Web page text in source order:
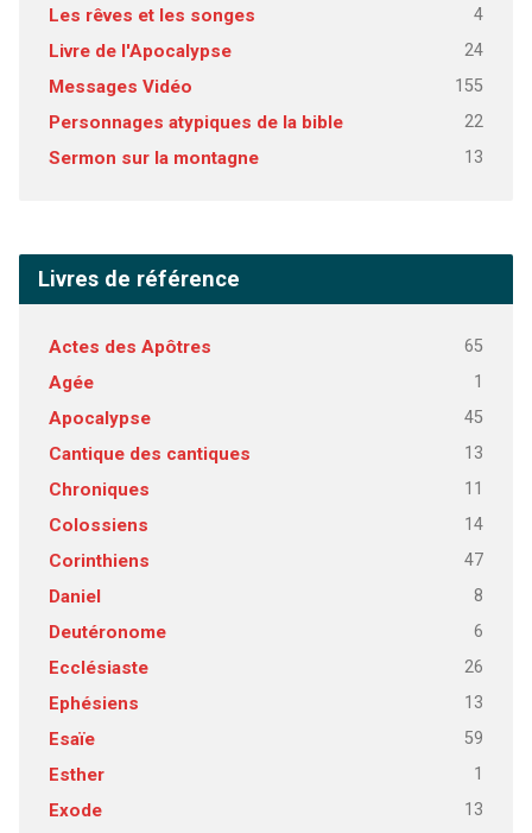
Les rêves et les songes 4
Livre de l'Apocalypse 24
Messages Vidéo 155
Personnages atypiques de la bible 22
Sermon sur la montagne 13
Livres de référence
Actes des Apôtres 65
Agée 1
Apocalypse 45
Cantique des cantiques 13
Chroniques 11
Colossiens 14
Corinthiens 47
Daniel 8
Deutéronome 6
Ecclésiaste 26
Ephésiens 13
Esaïe 59
Esther 1
Exode 13